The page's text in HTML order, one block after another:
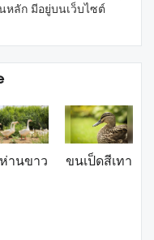
หลัก มีอยู่บนเว็บไซต์
านขาว ขนเป็ดสีเทา